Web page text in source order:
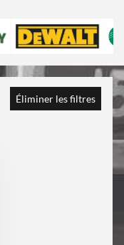
Éliminer les filtres